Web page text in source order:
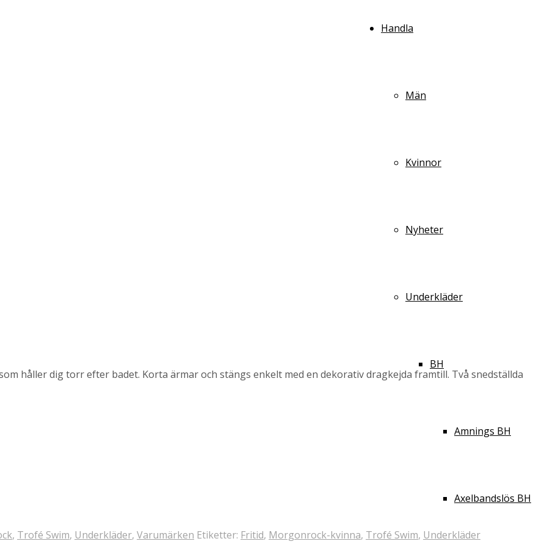
Handla
Män
Kvinnor
Nyheter
Underkläder
BH
Amnings BH
Axelbandslös BH
håller dig torr efter badet. Korta ärmar och stängs enkelt med en dekorativ dragkejda framtill. Två snedställda
, Trofé Swim, Underkläder, Varumärken Etiketter: Fritid, Morgonrock-kvinna, Trofé Swim, Underkläder